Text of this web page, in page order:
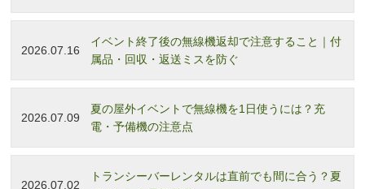
2026.07.16
イベント終了後の無線機返却で注意すること｜付
属品・回収・返送ミスを防ぐ
2026.07.09
夏の屋外イベントで無線機を1日使うには？充
電・予備機の注意点
2026.07.02
トランシーバーレンタルは直前でも間に合う？夏